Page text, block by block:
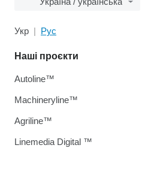
Укр Рус
Наші проєкти
Autoline™
Machineryline™
Agriline™
Linemedia Digital ™